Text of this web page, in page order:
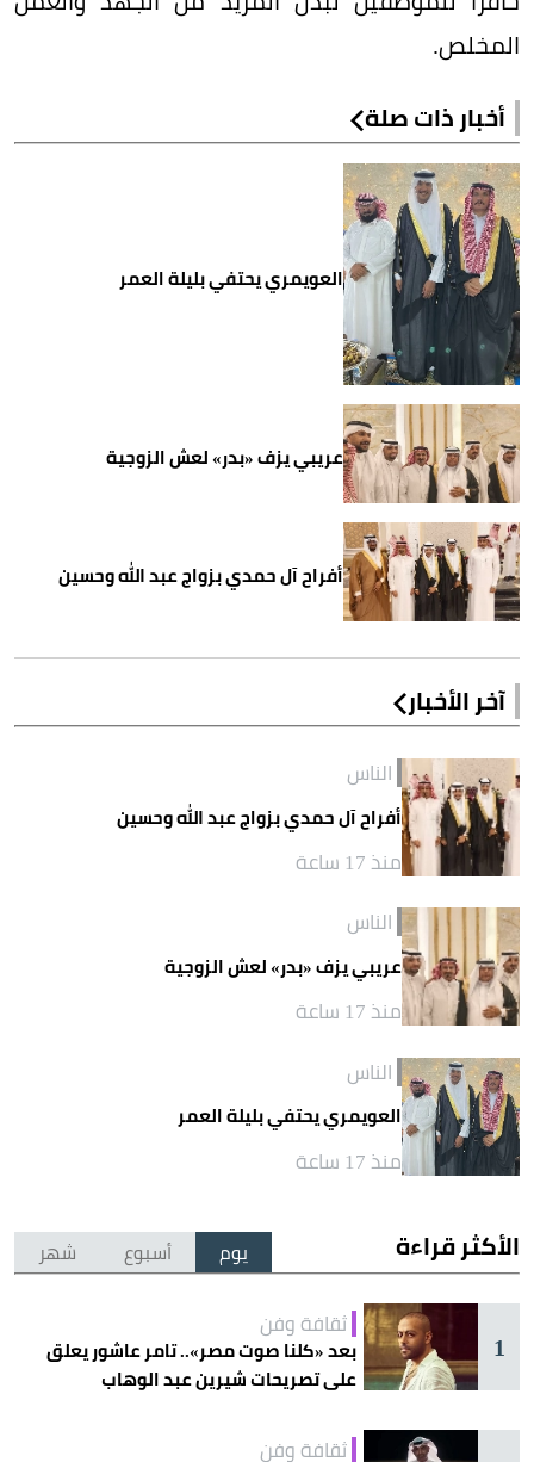
المخلص.
أخبار ذات صلة
العويمري يحتفي بليلة العمر
عريبي يزف «بدر» لعش الزوجية
أفراح آل حمدي بزواج عبد الله وحسين
آخر الأخبار
الناس
أفراح آل حمدي بزواج عبد الله وحسين
منذ 17 ساعة
الناس
عريبي يزف «بدر» لعش الزوجية
منذ 17 ساعة
الناس
العويمري يحتفي بليلة العمر
منذ 17 ساعة
الأكثر قراءة يوم أسبوع شهر
1
ثقافة وفن
بعد «كلنا صوت مصر».. تامر عاشور يعلق
على تصريحات شيرين عبد الوهاب
ثقافة وفن